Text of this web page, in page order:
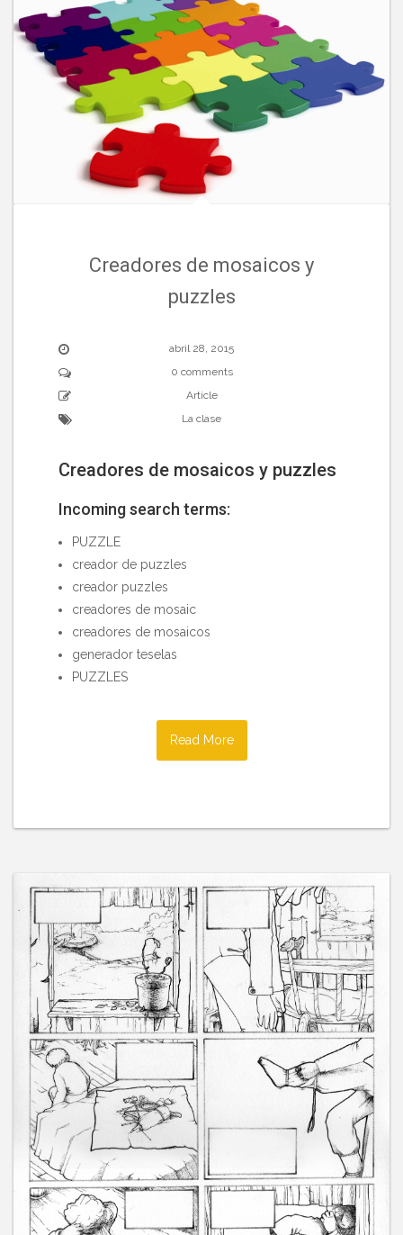
Creadores de mosaicos y
puzzles
abril 28, 2015
0 comments
Article
La clase
Creadores de mosaicos y puzzles
Incoming search terms:
PUZZLE
creador de puzzles
creador puzzles
creadores de mosaic
creadores de mosaicos
generador teselas
PUZZLES
Read More